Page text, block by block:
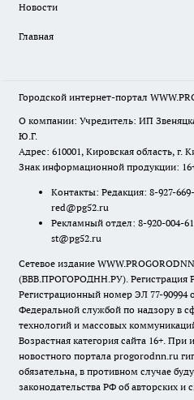
Новости
Главная
Городской интернет-портал
О компании: Учредитель: ИП
Ю.Г.
Адрес: 610001, Кировская область, г.
Знак информационной продукции:
Контакты: Редакция: 8-927-
red@pg52.ru
Рекламный отдел: 8-920-004-
st@pg52.ru
Сетевое издание
(ВВВ.ПРОГОРОДНН.РУ). Регистрация
Регистрационный номер ЭЛ 77-90994
Федеральной службой по надзору в
технологий и массовых
Возрастная категория сайта 16+.
новостного портала progorodnn.ru
обязательна, в противном случае
законодательства РФ об авторских и